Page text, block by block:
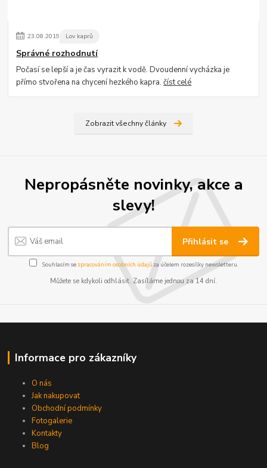
23.08.2019 Lov kaprů
Správné rozhodnutí
Počasí se lepší a je čas vyrazit k vodě. Dvoudenní vycházka je
přímo stvořena na chycení hezkého kapra.číst celé
Zobrazit všechny články
Nepropásněte novinky, akce a
slevy!
Přihlásit se
Souhlasím se zpracováním osobních údajůza účelem rozesílky newsletteru.
Můžete se kdykoli odhlásit. Zasíláme jednou za 14 dní.
Informace pro zákazníky
O nás
Jak nakupovat
Obchodní podmínky
Fotogalerie
Kontakty
Blog